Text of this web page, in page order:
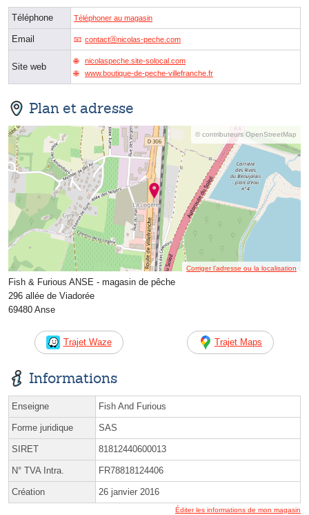
Téléphone Téléphoner au magasin
Email contactⓐnicolas-peche.com
Site web
nicolaspeche.site-solocal.com
www.boutique-de-peche-villefranche.fr
Plan et adresse
© contributeurs OpenStreetMap
Corriger l’adresse ou la localisation
Fish & Furious ANSE - magasin de pêche
296 allée de Viadorée
69480 Anse
Trajet Waze Trajet Maps
Informations
Enseigne Fish And Furious
Forme juridique SAS
SIRET 81812440600013
N° TVA Intra. FR78818124406
Création 26 janvier 2016
Éditer les informations de mon magasin